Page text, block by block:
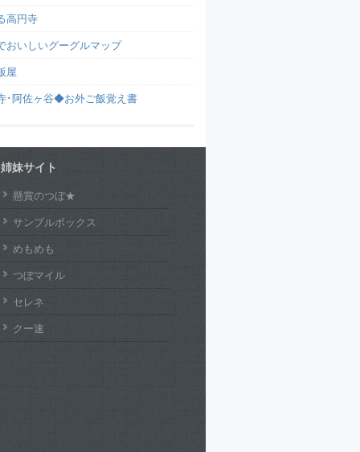
高円寺
おいしいグーグルマップ
屋
･阿佐ヶ谷◆お外ご飯覚え書
姉妹サイト
懸賞のつぼ★
サンプルボックス
めもめも
つぼマイル
セレネ
クー速